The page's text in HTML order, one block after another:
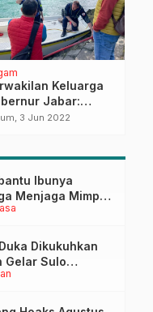
Keluarga
Jabar:
Wa Inna
3 Jun 2022
Ibunya
Menjaga Mimpi
Cita-Cita
Dikukuhkan
Gelar Sulo